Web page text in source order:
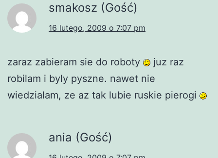
smakosz (Gość)
16 lutego, 2009 o 7:07 pm
zaraz zabieram sie do roboty
juz raz
robilam i byly pyszne. nawet nie
wiedzialam, ze az tak lubie ruskie pierogi
ania (Gość)